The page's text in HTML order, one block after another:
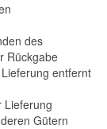
des
Rückgabe
entfernt
Lieferung
Gütern